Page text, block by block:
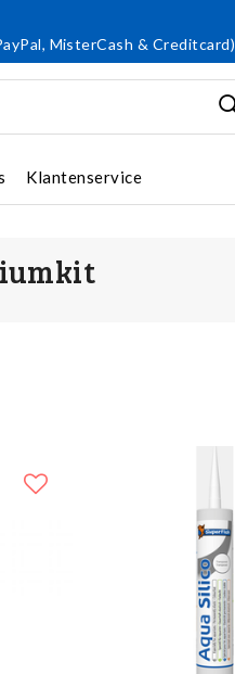
MisterCash & Creditcard)
Klantenservice